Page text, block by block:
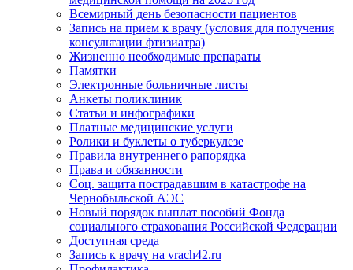
Всемирный день безопасности пациентов
Запись на прием к врачу (условия для получения
консультации фтизиатра)
Жизненно необходимые препараты
Памятки
Электронные больничные листы
Анкеты поликлиник
Статьи и инфографики
Платные медицинские услуги
Ролики и буклеты о туберкулезе
Правила внутреннего рапорядка
Права и обязанности
Соц. защита пострадавшим в катастрофе на
Чернобыльской АЭС
Новый порядок выплат пособий Фонда
социального страхования Российской Федерации
Доступная среда
Запись к врачу на vrach42.ru